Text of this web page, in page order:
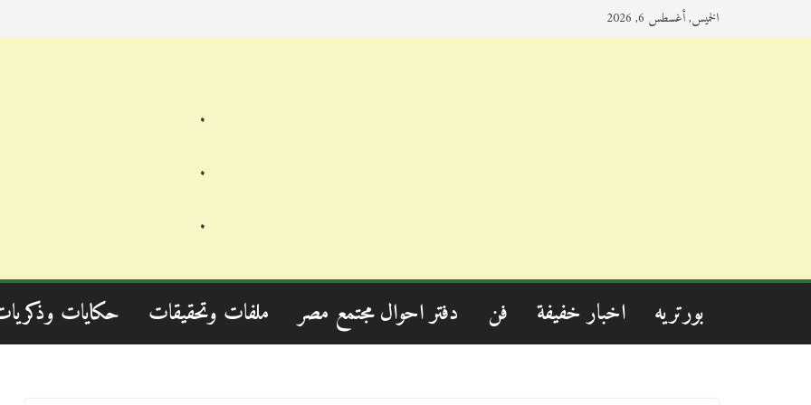
الخميس, أغسطس 6, 2026
.
.
.
بورتريه اخبار خفيفة فن دفتر احوال مجتمع مصر ملفات وتحقيقات حكايات